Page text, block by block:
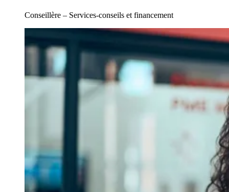
Conseillère – Services-conseils et financement